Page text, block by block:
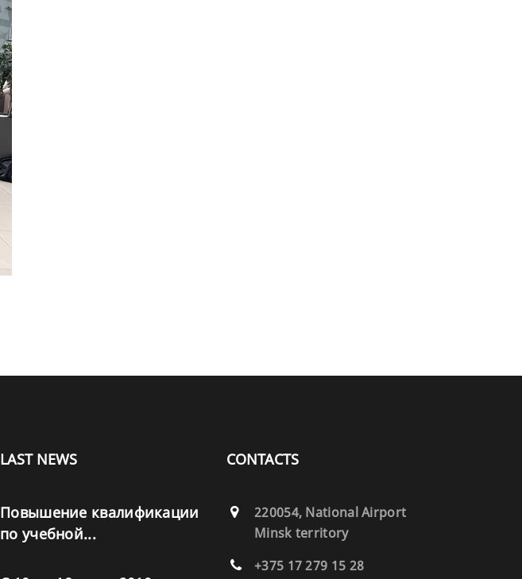
LAST NEWS
Повышение квалификации
по учебной...
CONTACTS
220054, National Airport
Minsk territory
+375 17 279 15 28